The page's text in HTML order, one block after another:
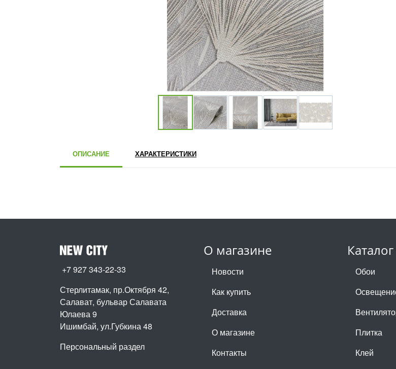
ОПИСАНИЕ ХАРАКТЕРИСТИКИ
О магазине
Новости
Как купить
Доставка
О магазине
Контакты
Обои
Плитка
Клей
+7 927 343-22-33
Стерлитамак, пр.Октября 42,
Салават, бульвар Салавата
Юлаева 9
Ишимбай, ул.Губкина 48
Персональный раздел